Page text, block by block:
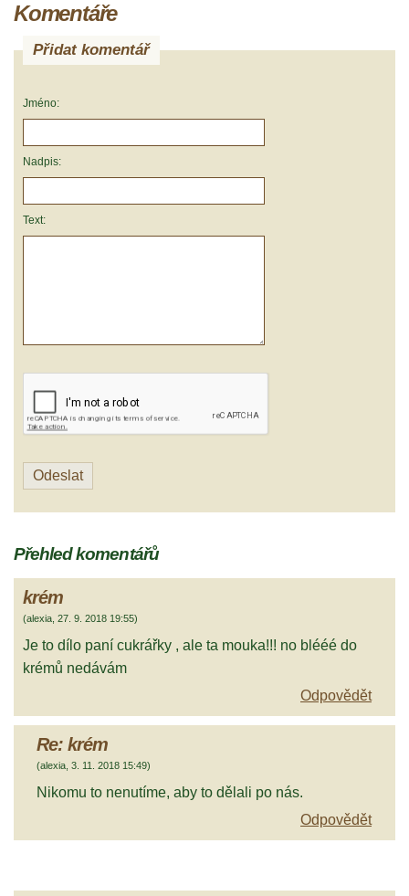
Komentáře
Přidat komentář
Jméno:
Nadpis:
Text:
Přehled komentářů
krém
(alexia, 27. 9. 2018 19:55)
Je to dílo paní cukrářky , ale ta mouka!!! no blééé do
krémů nedávám
Odpovědět
Re: krém
(alexia, 3. 11. 2018 15:49)
Nikomu to nenutíme, aby to dělali po nás.
Odpovědět